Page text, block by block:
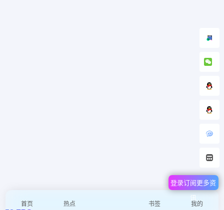
首页 热点 书签 我的
登录订阅更多资
讯